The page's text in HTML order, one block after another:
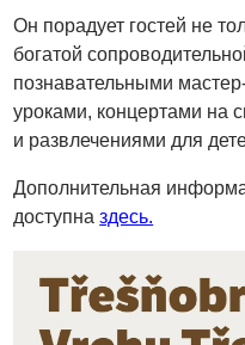
Он порадует гостей не
богатой
познавательными
уроками, концертами на
и развлечениями для
Дополнительная
доступназдесь.